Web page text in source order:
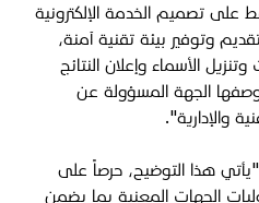
على تصميم الخدمة الإلكترونية
وتوفير بيئة تقنية آمنة،
الأسماء وإعلان النتائج
الجهة المسؤولة عن
والإدارية".
هذا التوضيح، حرصاً على
الجهات المعنية بما يضمن